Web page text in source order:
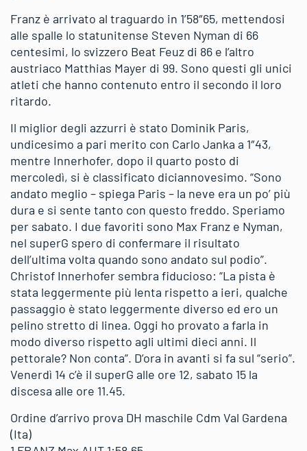
Franz è arrivato al traguardo in 1’58″65, mettendosi
alle spalle lo statunitense Steven Nyman di 66
centesimi, lo svizzero Beat Feuz di 86 e l’altro
austriaco Matthias Mayer di 99. Sono questi gli unici
atleti che hanno contenuto entro il secondo il loro
ritardo.
Il miglior degli azzurri è stato Dominik Paris,
undicesimo a pari merito con Carlo Janka a 1″43,
mentre Innerhofer, dopo il quarto posto di
mercoledì, si è classificato diciannovesimo. “Sono
andato meglio – spiega Paris – la neve era un po’ più
dura e si sente tanto con questo freddo. Speriamo
per sabato. I due favoriti sono Max Franz e Nyman,
nel superG spero di confermare il risultato
dell’ultima volta quando sono andato sul podio”.
Christof Innerhofer sembra fiducioso: “La pista è
stata leggermente più lenta rispetto a ieri, qualche
passaggio è stato leggermente diverso ed ero un
pelino stretto di linea. Oggi ho provato a farla in
modo diverso rispetto agli ultimi dieci anni. Il
pettorale? Non conta”. D’ora in avanti si fa sul “serio”.
Venerdì 14 c’è il superG alle ore 12, sabato 15 la
discesa alle ore 11.45.
Ordine d’arrivo prova DH maschile Cdm Val Gardena
(Ita)